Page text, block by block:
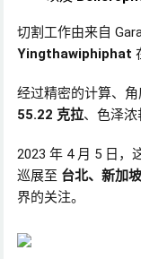
切割工作由来自
Yingthawiphiphat
经过精密的计算、
55.22 克拉、色泽浓
2023 年 4 月 5 日，
巡展至 台北、新加
界的关注。